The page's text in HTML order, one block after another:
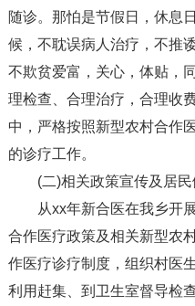
随诊。那怕是节假日，休息
候，不耽误病人治疗，不推
不欺贫爱富，关心，体贴，
理检查、合理治疗，合理收
中，严格按照新型农村合作
的诊疗工作。
(二)相关政策宣传及居民
从xx年新合医在我乡开
合作医疗政策及相关新型农
作医疗诊疗制度，组织村医
利用赶集、到卫生室督导检